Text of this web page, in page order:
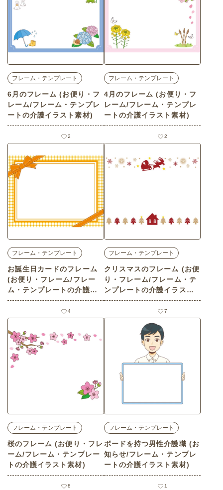
フレーム・テンプレート
6月のフレーム (お便り・フ
レーム/フレーム・テンプレ
ートの介護イラスト素材)
2
フレーム・テンプレート
4月のフレーム (お便り・フ
レーム/フレーム・テンプレ
ートの介護イラスト素材)
2
フレーム・テンプレート
お誕生日カードのフレーム
(お便り・フレーム/フレー
ム・テンプレートの介護イ
ラスト素材)
4
フレーム・テンプレート
クリスマスのフレーム (お便
り・フレーム/フレーム・テ
ンプレートの介護イラスト
素材)
7
フレーム・テンプレート
桜のフレーム (お便り・フレ
ーム/フレーム・テンプレー
トの介護イラスト素材)
8
フレーム・テンプレート
ボードを持つ男性介護職 (お
知らせ/フレーム・テンプレ
ートの介護イラスト素材)
1